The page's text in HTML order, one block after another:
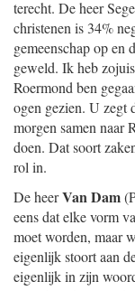
terecht. De heer
christenen is 34%
gemeenschap op en
geweld. Ik heb
Roermond ben
ogen gezien. U zegt
morgen samen naar
doen. Dat soort
rol in.
De heerVan Dam
eens dat elke vorm
moet worden, maar
eigenlijk stoort aan
eigenlijk in zijn